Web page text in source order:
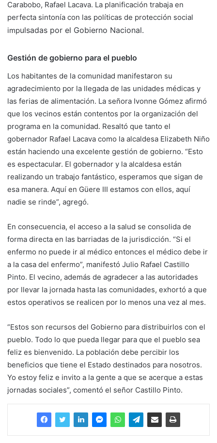
Carabobo, Rafael Lacava. La planificación trabaja en
perfecta sintonía con las políticas de protección social
impulsadas por el Gobierno Nacional.
Gestión de gobierno para el pueblo
Los habitantes de la comunidad manifestaron su
agradecimiento por la llegada de las unidades médicas y
las ferias de alimentación. La señora Ivonne Gómez afirmó
que los vecinos están contentos por la organización del
programa en la comunidad. Resaltó que tanto el
gobernador Rafael Lacava como la alcaldesa Elizabeth Niño
están haciendo una excelente gestión de gobierno. “Esto
es espectacular. El gobernador y la alcaldesa están
realizando un trabajo fantástico, esperamos que sigan de
esa manera. Aquí en Güere III estamos con ellos, aquí
nadie se rinde”, agregó.
En consecuencia, el acceso a la salud se consolida de
forma directa en las barriadas de la jurisdicción. “Si el
enfermo no puede ir al médico entonces el médico debe ir
a la casa del enfermo”, manifestó Julio Rafael Castillo
Pinto. El vecino, además de agradecer a las autoridades
por llevar la jornada hasta las comunidades, exhortó a que
estos operativos se realicen por lo menos una vez al mes.
“Estos son recursos del Gobierno para distribuirlos con el
pueblo. Todo lo que pueda llegar para que el pueblo sea
feliz es bienvenido. La población debe percibir los
beneficios que tiene el Estado destinados para nosotros.
Yo estoy feliz e invito a la gente a que se acerque a estas
jornadas sociales”, comentó el señor Castillo Pinto.